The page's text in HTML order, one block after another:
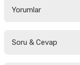
Yorumlar
Soru & Cevap